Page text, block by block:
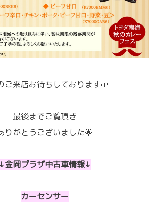
ご来店お待ちしております🌱
最後までご覧頂き
りがとうございました🌟
↓金岡プラザ中古車情報↓
カーセンサー